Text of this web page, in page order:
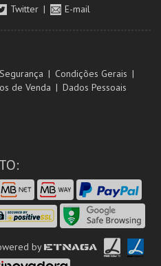
Twitter E-mail
Condições Gerais
de Venda Dados Pessoais
by ETNAGA